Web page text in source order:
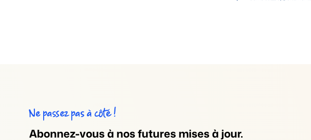
Ne passez pas à côté !
Abonnez-vous à nos futures mises à jour.